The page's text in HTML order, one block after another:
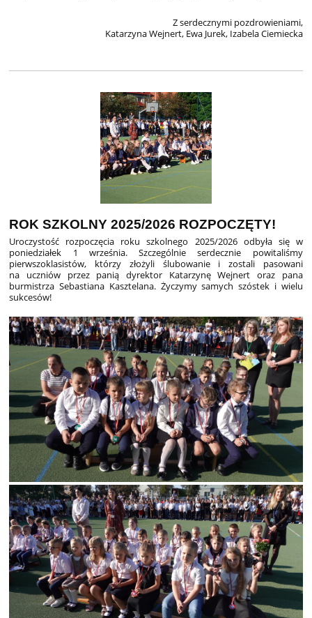
Z serdecznymi pozdrowieniami,
Katarzyna Wejnert, Ewa Jurek, Izabela Ciemiecka
ROK SZKOLNY 2025/2026 ROZPOCZĘTY!
Uroczystość rozpoczęcia roku szkolnego 2025/2026 odbyła się w
poniedziałek 1 września. Szczególnie serdecznie powitaliśmy
pierwszoklasistów, którzy złożyli ślubowanie i zostali pasowani
na uczniów przez panią dyrektor Katarzynę Wejnert oraz pana
burmistrza Sebastiana Kasztelana. Życzymy samych szóstek i wielu
sukcesów!